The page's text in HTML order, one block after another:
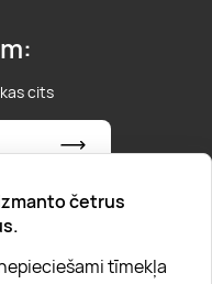
četrus
tīmekļa
cits